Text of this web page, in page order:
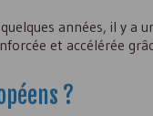
années, il y a
et accélérée
?